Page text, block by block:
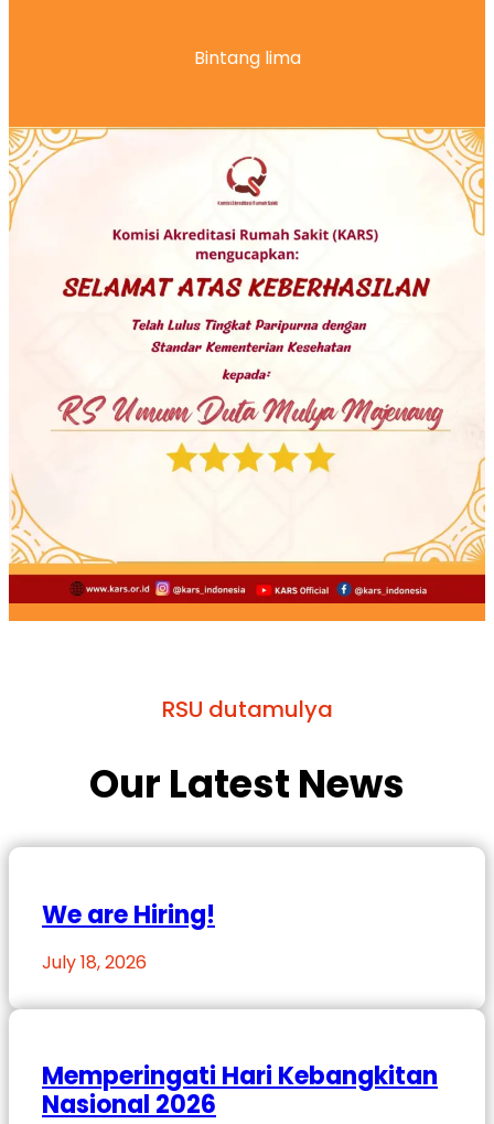
Bintang lima
RSU dutamulya
Our Latest News
We are Hiring!
July 18, 2026
Memperingati Hari Kebangkitan
Nasional 2026